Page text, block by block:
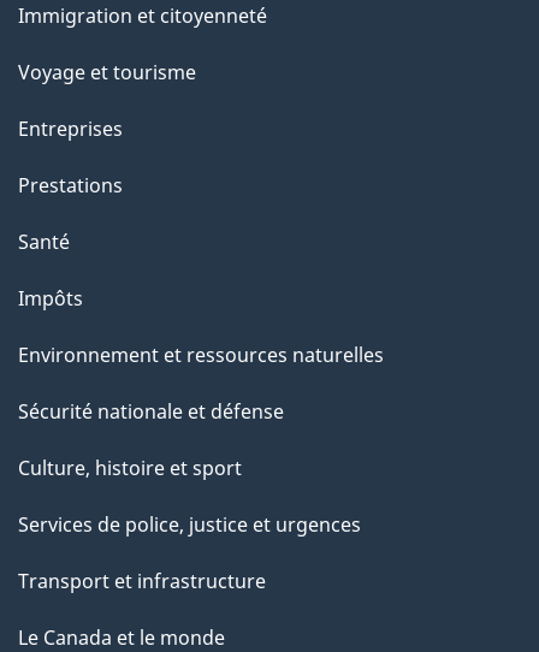
sujets
Immigration et citoyenneté
Voyage et tourisme
Entreprises
Prestations
Santé
Impôts
Environnement et ressources naturelles
Sécurité nationale et défense
Culture, histoire et sport
Services de police, justice et urgences
Transport et infrastructure
Le Canada et le monde